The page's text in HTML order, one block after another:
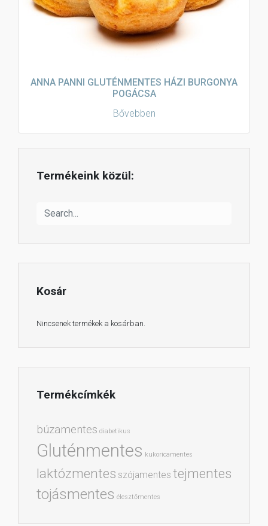
ANNA PANNI GLUTÉNMENTES HÁZI BURGONYA
POGÁCSA
Bővebben
Termékeink közül:
Kosár
Nincsenek termékek a kosárban.
Termékcímkék
búzamentes diabetikus
Gluténmentes kukoricamentes
laktózmentes szójamentes tejmentes
tojásmentes élesztőmentes